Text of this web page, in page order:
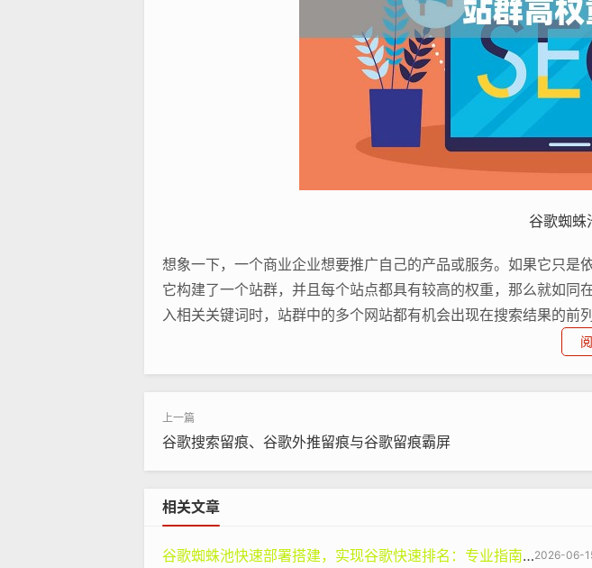
谷歌蜘蛛
想象一下，一个商业企业想要推广自己的产品或服务。如果它只
它构建了一个站群，并且每个站点都具有较高的权重，那么就如
入相关关键词时，站群中的多个网站都有机会出现在搜索结果的
网站的内容质量、更新频率、外部链接等。通过站群建设，可以有
化，这样就能覆盖更广泛的搜索需求。而且，站群中的站点之间还
二、站群高权重建设的策略与方法
（一）内容为王：高质量内容的创建与优化
谷歌搜索留痕、谷歌外推留痕与谷歌留痕霸屏
相关文章
2026-06-
谷歌蜘蛛池快速部署搭建，实现谷歌快速排名：专业指南与谷神SEO的价值